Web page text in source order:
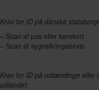
Krav for ID på danske
– Scan af pas eller kørekort
– Scan af sygesikringsbevis
Krav for ID på udlændinge eller
udlandet: